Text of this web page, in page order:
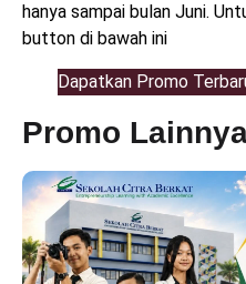
hanya sampai bulan Juni.
button di bawah ini
Dapatkan Promo
Promo